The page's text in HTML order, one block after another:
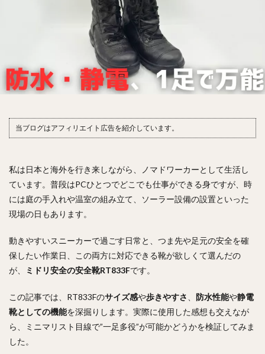
当ブログはアフィリエイト広告を紹介しています。
私は日本と海外を行き来しながら、ノマドワーカーとして生活し
ています。普段はPCひとつでどこでも仕事ができる身ですが、時
には庭の手入れや温室の組み立て、ソーラー設備の設置といった
現場の日もあります。
動きやすいスニーカーで過ごす日常と、つま先や足元の安全を確
保したい作業日、この両方に対応できる靴が欲しくて選んだの
が、
ミドリ安全の安全靴RT833Fです。
この記事では、RT833Fのサイズ感や歩きやすさ 防水性能や静電
靴としての機能を深掘りします。実際に使用した感想も交えなが
ら、ミニマリスト目線で”一足多役”が可能かどうかを検証してみま
した。